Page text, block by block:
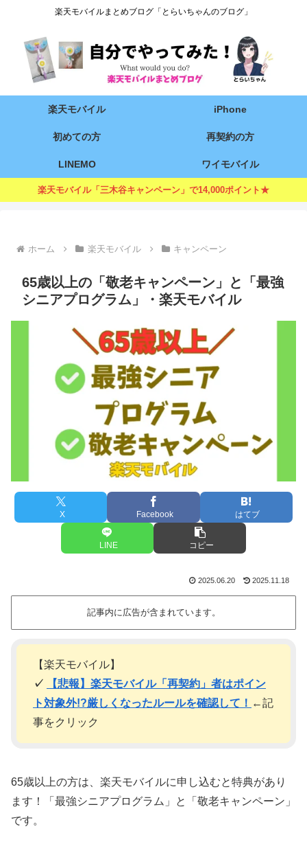
楽天モバイルまとめブログ「とらいちゃんのブログ」
楽天モバイル iPhone
初めての方 再契約の方
LINEMO ワイモバイル
楽天モバイル「三木谷キャンペーン」で14,000ポイント★
ホーム 楽天モバイル キャンペーン
65歳以上の「敬老キャンペーン」と「最強
シニアプログラム」・楽天モバイル
X Facebook はてブ
LINE コピー
2025.06.20 2025.11.18
記事内に広告が含まれています。
【楽天モバイル】
✓
【悲報】楽天モバイル「再契約」者はポイン
ト対象外!?厳しくなったルールを確認して！ ←記
事をクリック
65歳以上の方は、楽天モバイルに申し込むと特典があり
ます！「最強シニアプログラム」と「敬老キャンペーン」
です。